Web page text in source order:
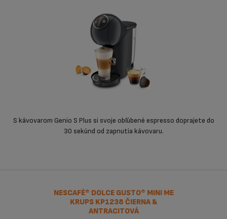
S kávovarom Genio S Plus si svoje obľúbené espresso doprajete do
30 sekúnd od zapnutia kávovaru.
NESCAFÉ® DOLCE GUSTO® MINI ME
KRUPS KP1238 ČIERNA &
ANTRACITOVÁ